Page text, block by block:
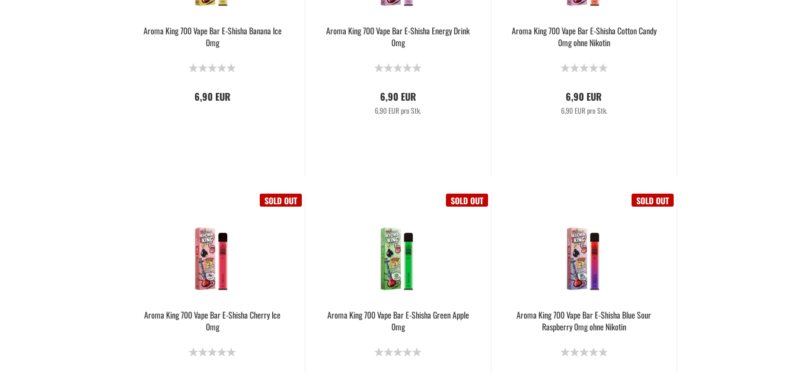
Aroma King 700 Vape Bar E-Shisha Banana Ice
0mg
6,90 EUR
Aroma King 700 Vape Bar E-Shisha Energy Drink
0mg
6,90 EUR
6,90 EUR pro Stk.
Aroma King 700 Vape Bar E-Shisha Cotton Candy
0mg ohne Nikotin
6,90 EUR
6,90 EUR pro Stk.
SOLD OUT
Aroma King 700 Vape Bar E-Shisha Cherry Ice
0mg
SOLD OUT
Aroma King 700 Vape Bar E-Shisha Green Apple
0mg
SOLD OUT
Aroma King 700 Vape Bar E-Shisha Blue Sour
Raspberry 0mg ohne Nikotin